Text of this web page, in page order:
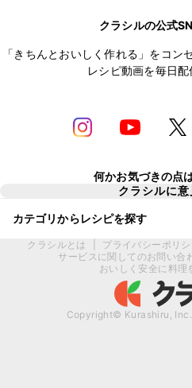
クラシルの公式
「きちんとおいしく作れる」をコ
レシピ動画を毎日配
何かお気づきの点
クラシルに意
カテゴリからレシピを探す
クラシルとは プライバシーポリ
サービスに関してのお問い合
おいしく安全に料理
Copyright© Kurashiru,